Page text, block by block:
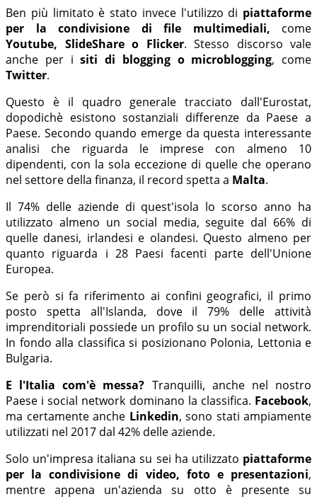
Ben più limitato è stato invece l'utilizzo di piattaforme
per la condivisione di file multimediali, come
Youtube, SlideShare o Flicker. Stesso discorso vale
anche per isiti di blogging o microblogging, come
Twitter.
Questo è il quadro generale tracciato dall'Eurostat,
dopodichè esistono sostanziali differenze da Paese a
Paese. Secondo quando emerge da questa interessante
analisi che riguarda le imprese con almeno 10
dipendenti, con la sola eccezione di quelle che operano
nel settore della finanza, il record spetta a Malta.
Il 74% delle aziende di quest'isola lo scorso anno ha
utilizzato almeno un social media, seguite dal 66% di
quelle danesi, irlandesi e olandesi. Questo almeno per
quanto riguarda i 28 Paesi facenti parte dell'Unione
Europea.
Se però si fa riferimento ai confini geografici, il primo
posto spetta all'Islanda, dove il 79% delle attività
imprenditoriali possiede un profilo su un social network.
In fondo alla classifica si posizionano Polonia, Lettonia e
Bulgaria.
E l'Italia com'è messa? Tranquilli, anche nel nostro
Paese i social network dominano la classifica. Facebook,
ma certamente anche Linkedin, sono stati ampiamente
utilizzati nel 2017 dal 42% delle aziende.
Solo un'impresa italiana su sei ha utilizzato piattaforme
per la condivisione di video, foto e presentazioni,
mentre appena un'azienda su otto è presente su